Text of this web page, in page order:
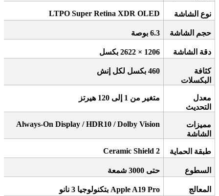
نوع الشاشة LTPO Super Retina XDR OLED
حجم الشاشة 6.3 بوصة
دقة الشاشة 1206 × 2622 بكسل
كثافة
البكسلات
460 بكسل لكل إنش
معدل
التحديث
متغير من 1 إلى 120 هيرتز
مميزات
الشاشة
Always-On Display / HDR10 / Dolby Vision
طبقة الحماية Ceramic Shield 2
السطوع حتى 3000 شمعة
المعالج Apple A19 Pro بتكنولوجيا 3 نانو